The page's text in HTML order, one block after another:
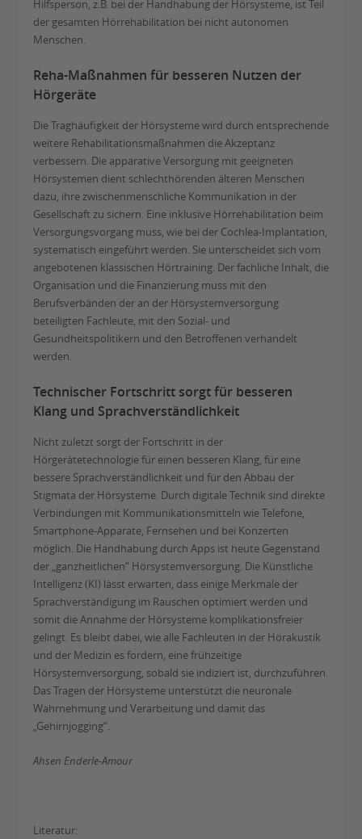
Hilfsperson, z.B. bei der Handhabung der Hörsysteme, ist Teil
der gesamten Hörrehabilitation bei nicht autonomen
Menschen.
Reha-Maßnahmen für besseren Nutzen der
Hörgeräte
Die Traghäufigkeit der Hörsysteme wird durch entsprechende
weitere Rehabilitationsmaßnahmen die Akzeptanz
verbessern. Die apparative Versorgung mit geeigneten
Hörsystemen dient schlechthörenden älteren Menschen
dazu, ihre zwischenmenschliche Kommunikation in der
Gesellschaft zu sichern. Eine inklusive Hörrehabilitation beim
Versorgungsvorgang muss, wie bei der Cochlea-Implantation,
systematisch eingeführt werden. Sie unterscheidet sich vom
angebotenen klassischen Hörtraining. Der fachliche Inhalt, die
Organisation und die Finanzierung muss mit den
Berufsverbänden der an der Hörsystemversorgung
beteiligten Fachleute, mit den Sozial- und
Gesundheitspolitikern und den Betroffenen verhandelt
werden.
Technischer Fortschritt sorgt für besseren
Klang und Sprachverständlichkeit
Nicht zuletzt sorgt der Fortschritt in der
Hörgerätetechnologie für einen besseren Klang, für eine
bessere Sprachverständlichkeit und für den Abbau der
Stigmata der Hörsysteme. Durch digitale Technik sind direkte
Verbindungen mit Kommunikationsmitteln wie Telefone,
Smartphone-Apparate, Fernsehen und bei Konzerten
möglich. Die Handhabung durch Apps ist heute Gegenstand
der „ganzheitlichen“ Hörsystemversorgung. Die Künstliche
Intelligenz (KI) lässt erwarten, dass einige Merkmale der
Sprachverständigung im Rauschen optimiert werden und
somit die Annahme der Hörsysteme komplikationsfreier
gelingt. Es bleibt dabei, wie alle Fachleuten in der Hörakustik
und der Medizin es fordern, eine frühzeitige
Hörsystemversorgung, sobald sie indiziert ist, durchzuführen.
Das Tragen der Hörsysteme unterstützt die neuronale
Wahrnehmung und Verarbeitung und damit das
„Gehirnjogging“.
Ahsen Enderle-Amour
Literatur: